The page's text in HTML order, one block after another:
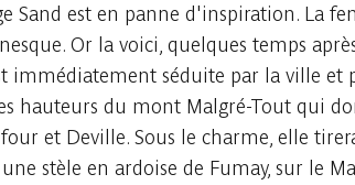
Sand est en panne d'inspiration. La
Or la voici, quelques temps
immédiatement séduite par la ville et
hauteurs du mont Malgré-Tout qui
et Deville. Sous le charme, elle
stèle en ardoise de Fumay, sur le